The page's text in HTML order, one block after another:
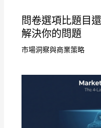
問卷選項比題目
解決你的問題
市場洞察與商業策略